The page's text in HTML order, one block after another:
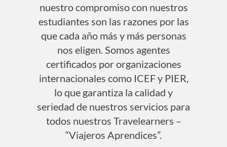
nuestro compromiso con nuestros
estudiantes son las razones por las
que cada año más y más personas
nos eligen. Somos agentes
certificados por organizaciones
internacionales como ICEF y PIER,
lo que garantiza la calidad y
seriedad de nuestros servicios para
todos nuestros Travelearners –
“Viajeros Aprendices”.